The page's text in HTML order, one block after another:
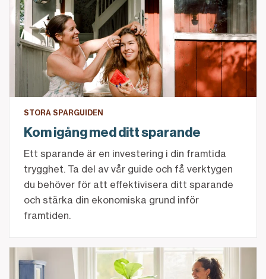
STORA SPARGUIDEN
Kom igång med ditt sparande
Ett sparande är en investering i din framtida
trygghet. Ta del av vår guide och få verktygen
du behöver för att effektivisera ditt sparande
och stärka din ekonomiska grund inför
framtiden.